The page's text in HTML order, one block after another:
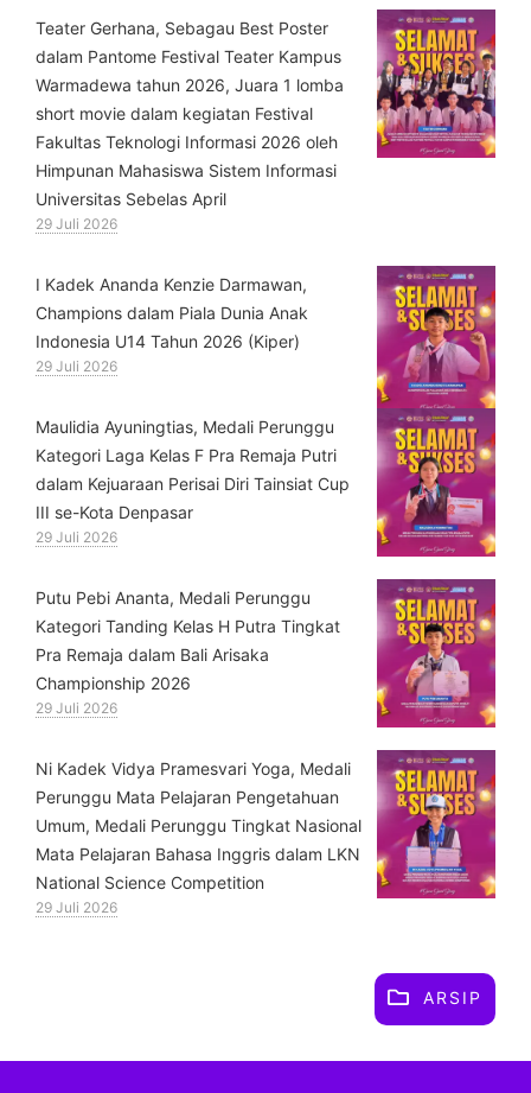
Teater Gerhana, Sebagau Best Poster
dalam Pantome Festival Teater Kampus
Warmadewa tahun 2026, Juara 1 lomba
short movie dalam kegiatan Festival
Fakultas Teknologi Informasi 2026 oleh
Himpunan Mahasiswa Sistem Informasi
Universitas Sebelas April
29 Juli 2026
⁠I Kadek Ananda Kenzie Darmawan,
Champions dalam Piala Dunia Anak
Indonesia U14 Tahun 2026 (Kiper)
29 Juli 2026
⁠Maulidia Ayuningtias, Medali Perunggu
Kategori Laga Kelas F Pra Remaja Putri
dalam Kejuaraan Perisai Diri Tainsiat Cup
III se-Kota Denpasar
29 Juli 2026
Putu Pebi Ananta, Medali Perunggu
Kategori Tanding Kelas H Putra Tingkat
Pra Remaja dalam Bali Arisaka
Championship 2026
29 Juli 2026
⁠Ni Kadek Vidya Pramesvari Yoga, Medali
Perunggu Mata Pelajaran Pengetahuan
Umum, Medali Perunggu Tingkat Nasional
Mata Pelajaran Bahasa Inggris dalam LKN
National Science Competition
29 Juli 2026
ARSIP